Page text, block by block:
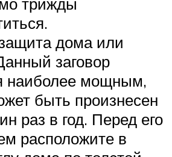
дома или
заговор
наиболее мощным,
быть произнесен
раз в год. Перед его
расположите в